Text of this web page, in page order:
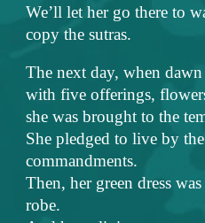
We’ll let her go there to
copy the sutras.
The next day, when dawn
with five offerings,
she was brought to the
She pledged to live by
commandments.
Then, her green dress
robe.